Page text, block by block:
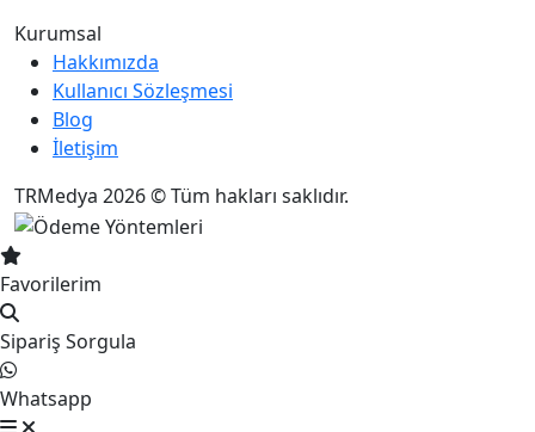
Kurumsal
Hakkımızda
Kullanıcı Sözleşmesi
Blog
İletişim
TRMedya 2026 © Tüm hakları saklıdır.
Favorilerim
Sipariş Sorgula
Whatsapp